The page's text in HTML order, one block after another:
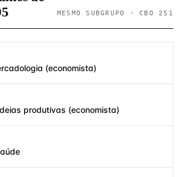
MESMO SUBGRUPO · CBO 251
(economista)
produtivas (economista)